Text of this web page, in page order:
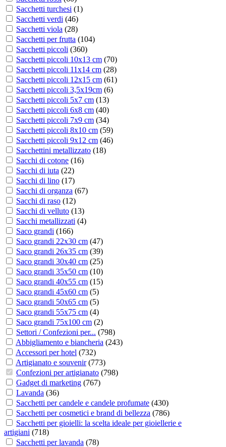
Sacchetti turchesi (1)
Sacchetti verdi (46)
Sacchetti viola (28)
Sacchetti per frutta (104)
Sacchetti piccoli (360)
Sacchetti piccoli 10x13 cm (70)
Sacchetti piccoli 11x14 cm (28)
Sacchetti piccoli 12x15 cm (61)
Sacchetti piccoli 3,5x19cm (6)
Sacchetti piccoli 5x7 cm (13)
Sacchetti piccoli 6x8 cm (40)
Sacchetti piccoli 7x9 cm (34)
Sacchetti piccoli 8x10 cm (59)
Sacchetti piccoli 9x12 cm (46)
Sacchettini metallizzato (18)
Sacchi di cotone (16)
Sacchi di iuta (22)
Sacchi di lino (17)
Sacchi di organza (67)
Sacchi di raso (12)
Sacchi di velluto (13)
Sacchi metallizzati (4)
Saco grandi (166)
Saco grandi 22x30 cm (47)
Saco grandi 26x35 cm (39)
Saco grandi 30x40 cm (25)
Saco grandi 35x50 cm (10)
Saco grandi 40x55 cm (15)
Saco grandi 45x60 cm (5)
Saco grandi 50x65 cm (5)
Saco grandi 55x75 cm (4)
Saco grandi 75x100 cm (2)
Settori / Confezioni per... (798)
Abbigliamento e biancheria (243)
Accessori per hotel (732)
Artigianato e souvenir (773)
Confezioni per artigianato (798)
Gadget di marketing (767)
Lavanda (36)
Sacchetti per candele e candele profumate (430)
Sacchetti per cosmetici e brand di bellezza (786)
Sacchetti per gioielli: la scelta ideale per gioiellerie e
artigiani (718)
Sacchetti per lavanda (78)